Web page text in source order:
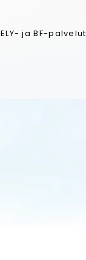
ELY- ja BF-palvelut